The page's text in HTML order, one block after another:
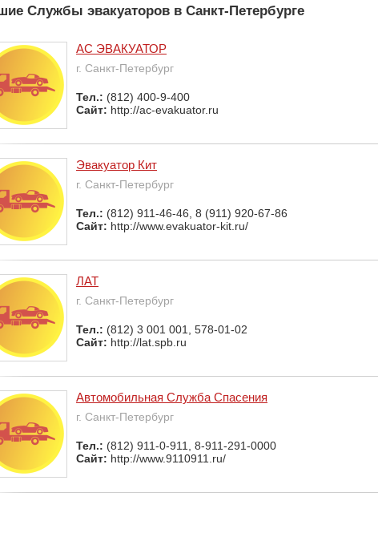
Службы эвакуаторов в Санкт-Петербурге
АС ЭВАКУАТОР
г. Санкт-Петербург
Тел.: (812) 400-9-400
Сайт: http://ac-evakuator.ru
Эвакуатор Кит
г. Санкт-Петербург
Тел.: (812) 911-46-46, 8 (911) 920-67-86
Сайт: http://www.evakuator-kit.ru/
ЛАТ
г. Санкт-Петербург
Тел.: (812) 3 001 001, 578-01-02
Сайт: http://lat.spb.ru
Автомобильная Служба Спасения
г. Санкт-Петербург
Тел.: (812) 911-0-911, 8-911-291-0000
Сайт: http://www.9110911.ru/